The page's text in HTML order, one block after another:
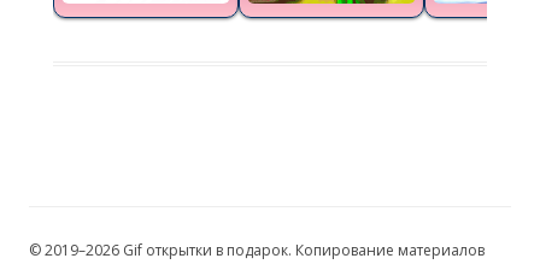
© 2019–2026 Gif открытки в подарок. Копирование материалов